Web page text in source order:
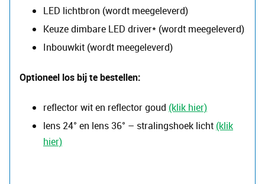
LED lichtbron (wordt meegeleverd)
Keuze dimbare LED driver* (wordt meegeleverd)
Inbouwkit (wordt meegeleverd)
Optioneel los bij te bestellen:
reflector wit en reflector goud (klik hier)
lens 24° en lens 36° – stralingshoek licht (klik
hier)